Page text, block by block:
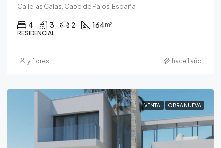
Calle las Calas, Cabo de Palos, España
4 3 2 164m²
RESIDENCIAL
y.flores hace 1 año
VENTA OBRA NUEVA